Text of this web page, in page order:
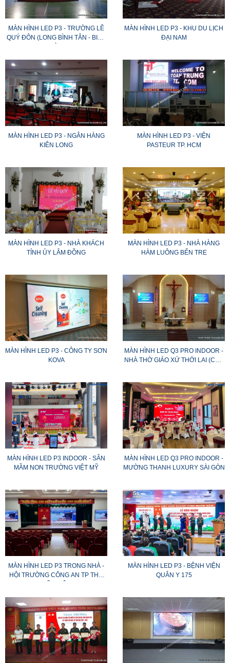
MÀN HÌNH LED P3 - TRƯỜNG LÊ
QUÝ ĐÔN (LONG BÌNH TÂN - BIÊN
MÀN HÌNH LED P3 - KHU DU LỊCH
ĐẠI NAM
MÀN HÌNH LED P3 - NGÂN HÀNG
KIÊN LONG
MÀN HÌNH LED P3 - VIỆN
PASTEUR TP. HCM
MÀN HÌNH LED P3 - NHÀ KHÁCH
TỈNH ỦY LÂM ĐỒNG
MÀN HÌNH LED P3 - NHÀ HÀNG
HÀM LUÔNG BẾN TRE
MÀN HÌNH LED P3 - CÔNG TY SƠN
KOVA
MÀN HÌNH LED Q3 PRO INDOOR -
NHÀ THỜ GIÁO XỨ THỚI LAI (CẦN
MÀN HÌNH LED P3 INDOOR - SÂN
MẦM NON TRƯỜNG VIỆT MỸ
MÀN HÌNH LED Q3 PRO INDOOR -
MƯỜNG THANH LUXURY SÀI GÒN
MÀN HÌNH LED P3 TRONG NHÀ -
HỘI TRƯỜNG CÔNG AN TP THỦ
MÀN HÌNH LED P3 - BỆNH VIỆN
QUÂN Y 175